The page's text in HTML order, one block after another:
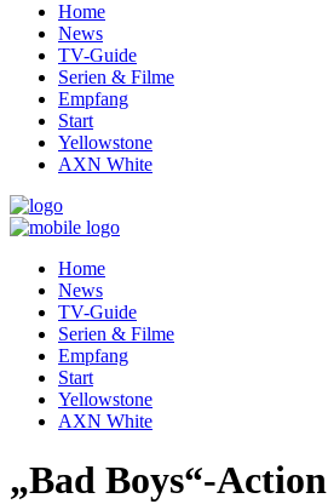
Home
News
TV-Guide
Serien & Filme
Empfang
Start
Yellowstone
AXN White
Home
News
TV-Guide
Serien & Filme
Empfang
Start
Yellowstone
AXN White
„Bad Boys“-Action